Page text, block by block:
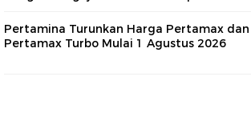
Pertamina Turunkan Harga Pertamax dan
Pertamax Turbo Mulai 1 Agustus 2026